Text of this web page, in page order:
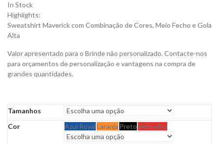
In Stock
Highlights:
Sweatshirt Maverick com Combinação de Cores, Meio Fecho e Gola
Alta
Valor apresentado para o Brinde não personalizado. Contacte-nos
para orçamentos de personalização e vantagens na compra de
grandes quantidades.
Tamanhos
Cor
Azul RoyalLaranja PretoVermelho